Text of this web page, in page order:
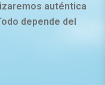
auténtica
depende del